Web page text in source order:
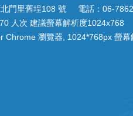
北門里舊埕108 號 電話：06-
人次 建議螢幕解析度
or Chrome 瀏覽器,